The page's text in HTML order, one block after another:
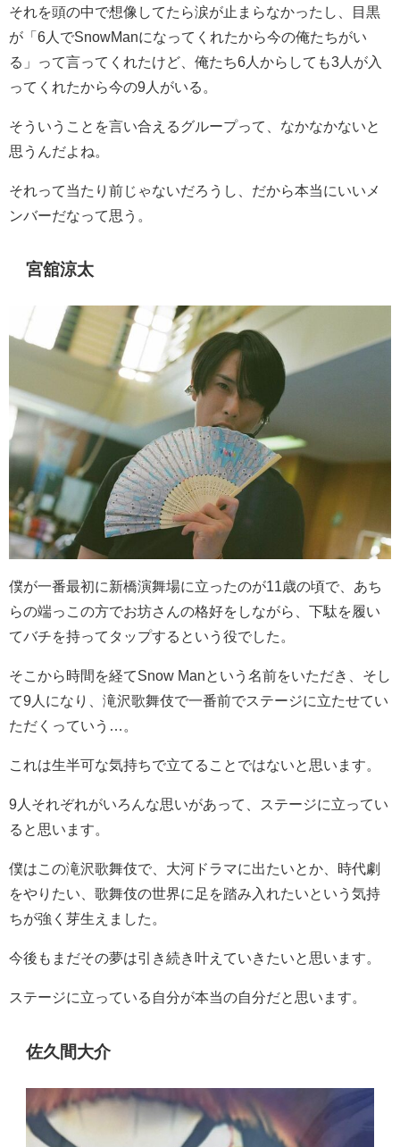
それを頭の中で想像してたら涙が止まらなかったし、目黒
が「6 人でSnowManになってくれたから今の俺たちがい
る」って言ってくれたけど、俺たち6 人からしても3 人が入
ってくれたから今の9 人がいる。
そういうことを言い合えるグループって、なかなかないと
思うんだよね。
それって当たり前じゃないだろうし、だから本当にいいメ
ンバーだなって思う。
宮舘涼太
僕が一番最初に新橋演舞場に立ったのが11 歳の頃で、あち
らの端っこの方でお坊さんの格好をしながら、下駄を履い
てバチを持ってタップするという役でした。
そこから時間を経てSnow Man という名前をいただき、そし
て9 人になり、滝沢歌舞伎で一番前でステージに立たせてい
ただくっていう…。
これは生半可な気持ちで立てることではないと思います。
9 人それぞれがいろんな思いがあって、ステージに立ってい
ると思います。
僕はこの滝沢歌舞伎で、大河ドラマに出たいとか、時代劇
をやりたい、歌舞伎の世界に足を踏み入れたいという気持
ちが強く芽生えました。
今後もまだその夢は引き続き叶えていきたいと思います。
ステージに立っている自分が本当の自分だと思います。
佐久間大介